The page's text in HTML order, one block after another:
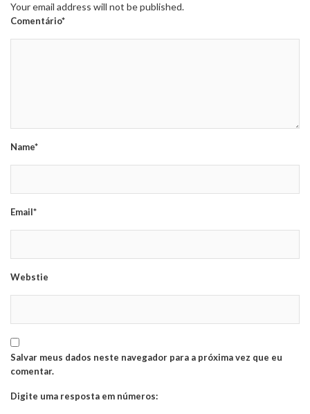
Your email address will not be published.
Comentário*
Name*
Email*
Webstie
Salvar meus dados neste navegador para a próxima vez que eu
comentar.
Digite uma resposta em números: